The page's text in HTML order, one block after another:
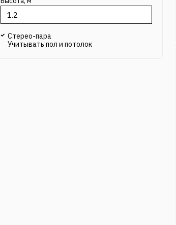
Стерео-пара
Учитывать пол и потолок